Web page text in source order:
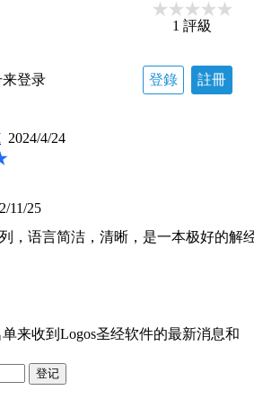
1 評級
来登录 登錄 註冊
2024/4/24
11/25
，语言简洁，清晰，是一本极好的解
来收到Logos圣经软件的最新消息和
登记